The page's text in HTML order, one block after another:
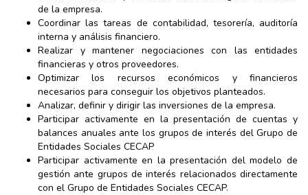
de la empresa.
Coordinar las tareas de contabilidad, tesorería, auditoría
interna y análisis financiero.
Realizar y mantener negociaciones con las entidades
financieras y otros proveedores.
Optimizar los recursos económicos y financieros
necesarios para conseguir los objetivos planteados.
Analizar, definir y dirigir las inversiones de la empresa.
Participar activamente en la presentación de cuentas y
balances anuales ante los grupos de interés del Grupo de
Entidades Sociales CECAP
Participar activamente en la presentación del modelo de
gestión ante grupos de interés relacionados directamente
con el Grupo de Entidades Sociales CECAP.